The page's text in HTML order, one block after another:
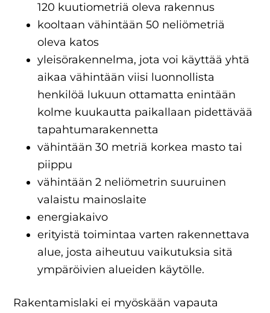
120 kuutiometriä oleva rakennus
kooltaan vähintään 50 neliömetriä
oleva katos
yleisörakennelma, jota voi käyttää yhtä
aikaa vähintään viisi luonnollista
henkilöä lukuun ottamatta enintään
kolme kuukautta paikallaan pidettävää
tapahtumarakennetta
vähintään 30 metriä korkea masto tai
piippu
vähintään 2 neliömetrin suuruinen
valaistu mainoslaite
energiakaivo
erityistä toimintaa varten rakennettava
alue, josta aiheutuu vaikutuksia sitä
ympäröivien alueiden käytölle.
Rakentamislaki ei myöskään vapauta